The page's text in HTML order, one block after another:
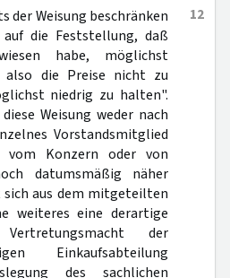
12
der Weisung beschränken
die Feststellung, daß
habe, möglichst
also die Preise nicht zu
niedrig zu halten".
Weisung weder nach
Vorstandsmitglied
vom Konzern oder von
datumsmäßig näher
aus dem mitgeteilten
weiteres eine derartige
der
Einkaufsabteilung
des sachlichen